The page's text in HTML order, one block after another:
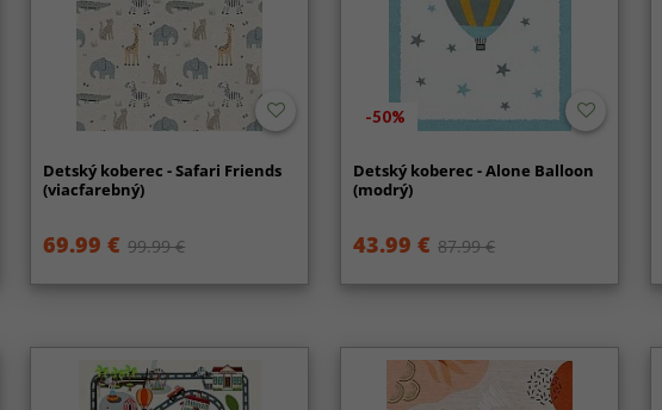
Detský koberec - Safari Friends
(viacfarebný)
69.99 € 99.99 €
-50%
Detský koberec - Alone Balloon
(modrý)
43.99 € 87.99 €